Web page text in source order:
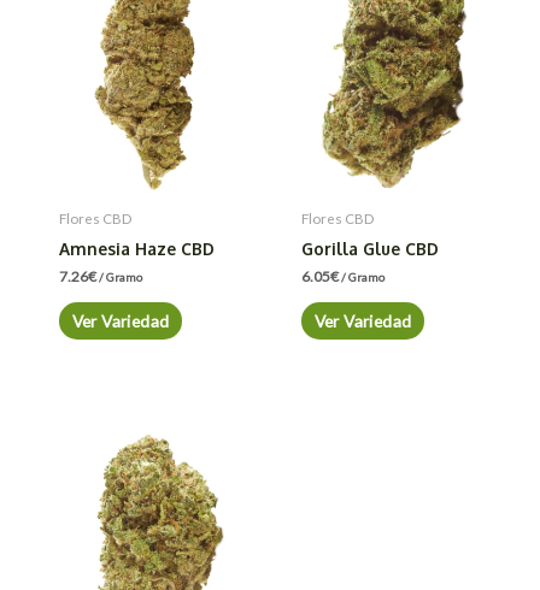
Flores CBD
Amnesia Haze CBD
7.26€/ Gramo
Ver Variedad
Flores CBD
Gorilla Glue CBD
6.05€/ Gramo
Ver Variedad